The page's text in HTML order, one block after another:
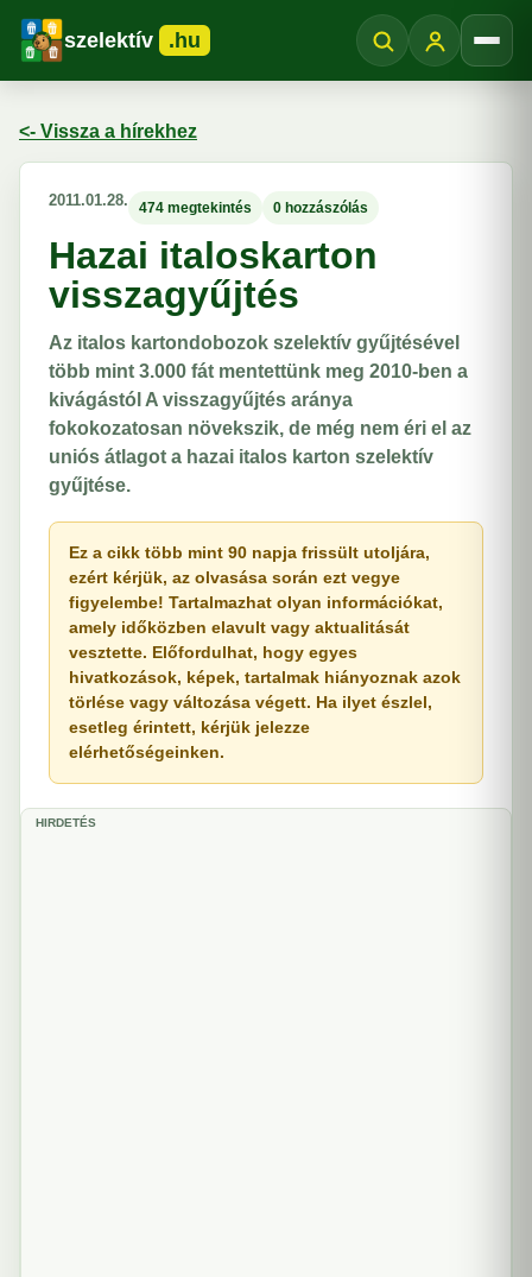
szelektív .hu
<- Vissza a hírekhez
2011.01.28. 474 megtekintés 0 hozzászólás
Hazai italoskarton
visszagyűjtés
Az italos kartondobozok szelektív gyűjtésével
több mint 3.000 fát mentettünk meg 2010-ben a
kivágástól A visszagyűjtés aránya
fokokozatosan növekszik, de még nem éri el az
uniós átlagot a hazai italos karton szelektív
gyűjtése.
Ez a cikk több mint 90 napja frissült utoljára,
ezért kérjük, az olvasása során ezt vegye
figyelembe! Tartalmazhat olyan információkat,
amely időközben elavult vagy aktualitását
vesztette. Előfordulhat, hogy egyes
hivatkozások, képek, tartalmak hiányoznak azok
törlése vagy változása végett. Ha ilyet észlel,
esetleg érintett, kérjük jelezze
elérhetőségeinken.
HIRDETÉS